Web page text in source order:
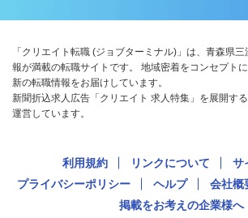
「クリエイト転職 (ジョブターミナル)」は、青森県
報が満載の転職サイトです。 地域密着をコンセプト
新の転職情報をお届けしています。
新聞折込求人広告「クリエイト 求人特集」を展開す
運営しています。
利用規約 リンクについて
サ
プライバシーポリシー
ヘルプ 会社概
掲載をお考えの企業様へ